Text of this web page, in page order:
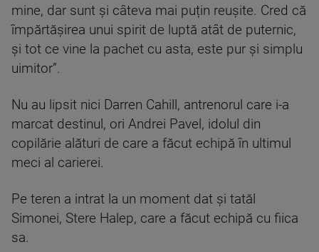
mine, dar sunt și câteva mai puțin reușite. Cred că
împărtășirea unui spirit de luptă atât de puternic,
și tot ce vine la pachet cu asta, este pur și simplu
uimitor”.
Nu au lipsit nici Darren Cahill, antrenorul care i-a
marcat destinul, ori Andrei Pavel, idolul din
copilărie alături de care a făcut echipă în ultimul
meci al carierei.
Pe teren a intrat la un moment dat și tatăl
Simonei, Stere Halep, care a făcut echipă cu fiica
sa.